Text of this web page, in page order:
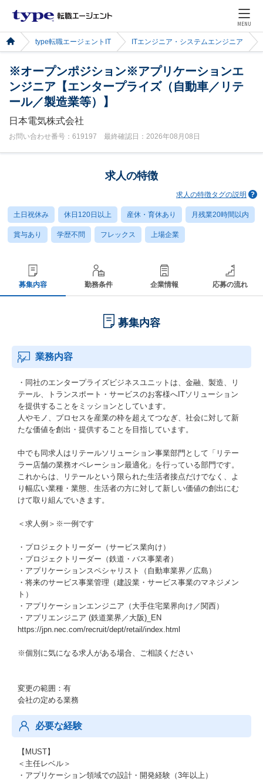
MENU
type転職エージェントIT ITエンジニア・システムエンジニア
※オープンポジション※アプリケーションエ
ンジニア【エンタープライズ（自動車／リテ
ール／製造業等）】
日本電気株式会社
お問い合わせ番号：619197 最終確認日：2026年08月08日
求人の特徴
求人の特徴タグの説明
土日祝休み 休日120日以上 産休・育休あり 月残業20時間以内
賞与あり 学歴不問 フレックス 上場企業
募集内容 勤務条件 企業情報 応募の流れ
募集内容
業務内容
・同社のエンタープライズビジネスユニットは、金融、製造、リ
テール、トランスポート・サービスのお客様へITソリューション
を提供することをミッションとしています。
人やモノ、プロセスを産業の枠を超えてつなぎ、社会に対して新
たな価値を創出・提供することを目指しています。
中でも同求人はリテールソリューション事業部門として「リテー
ラー店舗の業務オペレーション最適化」を行っている部門です。
これからは、リテールという限られた生活者接点だけでなく、よ
り幅広い業種・業態、生活者の方に対して新しい価値の創出にむ
けて取り組んでいきます。
＜求人例＞※一例です
・プロジェクトリーダー（サービス業向け）
・プロジェクトリーダー（鉄道・バス事業者）
・アプリケーションスペシャリスト（自動車業界／広島）
・将来のサービス事業管理（建設業・サービス事業のマネジメン
ト）
・アプリケーションエンジニア（大手住宅業界向け／関西）
・アプリエンジニア (鉄道業界／大阪)_EN
https://jpn.nec.com/recruit/dept/retail/index.html
※個別に気になる求人がある場合、ご相談ください
変更の範囲：有
会社の定める業務
必要な経験
【MUST】
＜主任レベル＞
・アプリケーション領域での設計・開発経験（3年以上）